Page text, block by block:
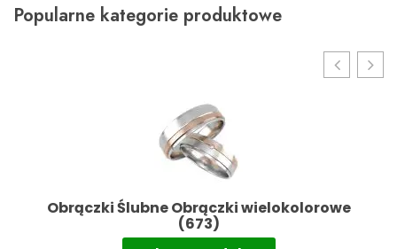
Popularne kategorie produktowe
Obrączki Ślubne Obrączki wielokolorowe
(673)